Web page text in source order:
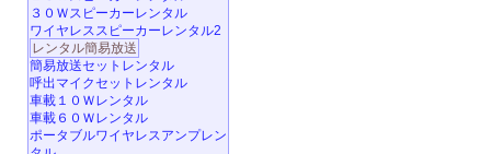
３０Ｗスピーカーレンタル
ワイヤレススピーカーレンタル2
レンタル簡易放送
簡易放送セットレンタル
呼出マイクセットレンタル
車載１０Ｗレンタル
車載６０Ｗレンタル
ポータブルワイヤレスアンプレン